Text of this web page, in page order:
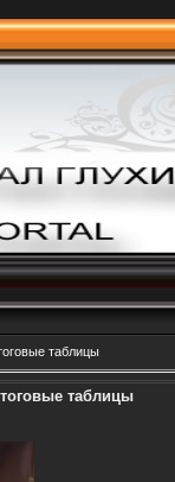
таблицы
таблицы